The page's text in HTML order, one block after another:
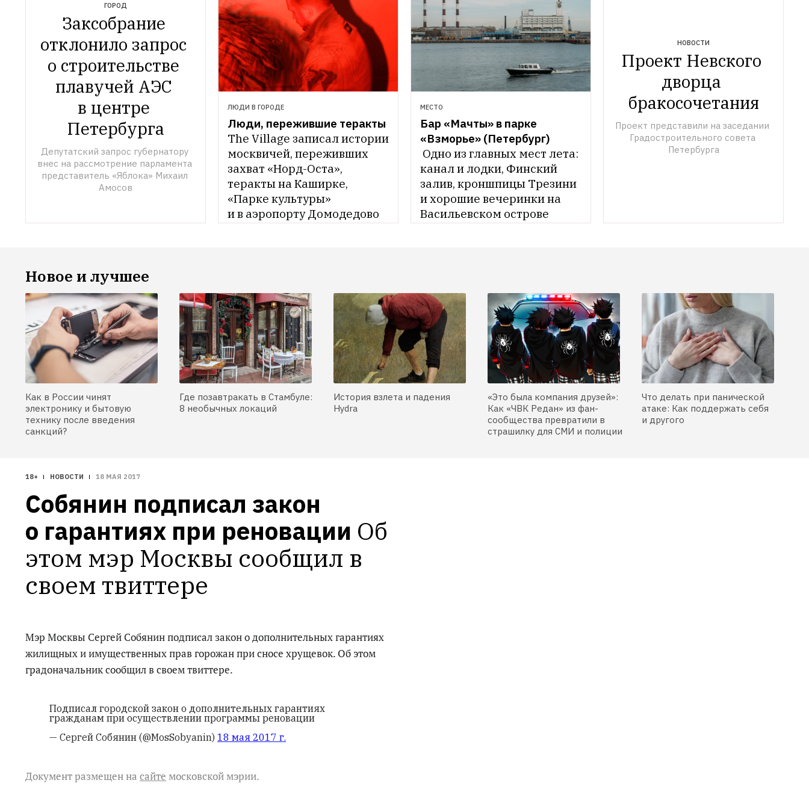
ГОРОД
Заксобрание
отклонило запрос
о строительстве
плавучей АЭС
в центре
Петербурга
Депутатский запрос губернатору
внес на рассмотрение парламента
представитель «Яблока» Михаил
Амосов
ЛЮДИ В ГОРОДЕ
Люди, пережившие теракты
The Village записал истории
москвичей, переживших
захват «Норд-Оста»,
теракты на Каширке,
«Парке культуры»
и в аэропорту Домодедово
МЕСТО
Бар «Мачты» в парке
Одно из главных мест лета:
канал и лодки, Финский
залив, кроншпицы Трезини
и хорошие вечеринки на
НОВОСТИ
Проект Невского
дворца
бракосочетания
Проект представили на заседании
Градостроительного совета
Петербурга
Новое и лучшее
Как в России чинят
электронику и бытовую
технику после введения
санкций?
Где позавтракать в Стамбуле:
8 необычных локаций
История взлета и падения
Hydra
«Это была компания друзей»:
Как «ЧВК Редан» из фан-
сообщества превратили в
страшилку для СМИ и полиции
Что делать при панической
атаке: Как поддержать себя
и другого
18+ НОВОСТИ 18 МАЯ 2017
Собянин подписал закон
о гарантиях при реновации Об
этом мэр Москвы сообщил в
своем твиттере
Мэр Москвы Сергей Собянин подписал закон о дополнительных гарантиях
жилищных и имущественных прав горожан при сносе хрущевок. Об этом
градоначальник сообщил в своем твиттере.
Подписал городской закон о дополнительных гарантиях
гражданам при осуществлении программы реновации
— Сергей Собянин (@MosSobyanin) 18 мая 2017 г.
Документ размещен на сайте московской мэрии.